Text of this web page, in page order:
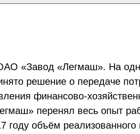
«Завод «Легмаш». На
решение о передаче
финансово-
перенял весь опыт
объём реализованного